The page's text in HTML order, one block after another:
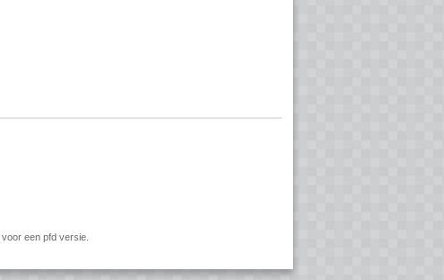
voor een pfd versie.